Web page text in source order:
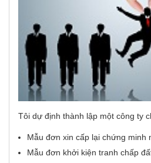
Tôi dự định thành lập một công ty
Mẫu đơn xin cấp lại chứng minh
Mẫu đơn khởi kiện tranh chấp